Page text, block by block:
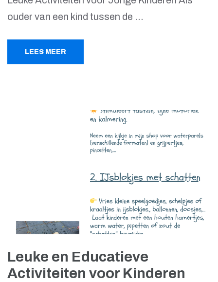
ouder van een kind tussen de …
LEES MEER
Leuke en Educatieve
Activiteiten voor Kinderen